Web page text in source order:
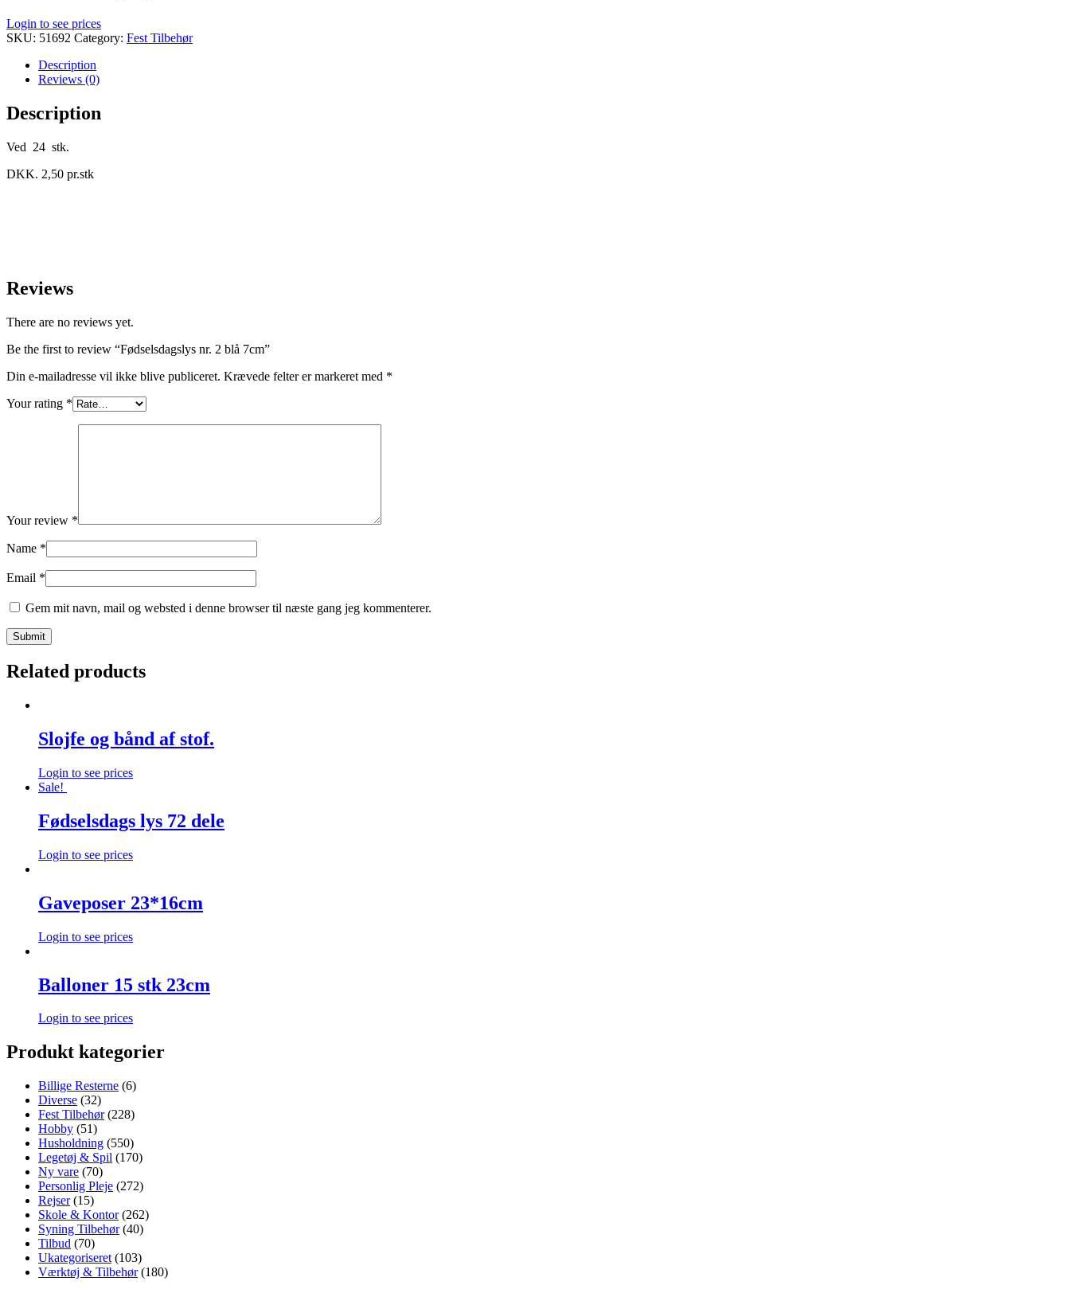
Login to see prices
SKU: 51692 Category: Fest Tilbehør
Description
Reviews (0)
Description
Ved 24 stk.
DKK. 2,50 pr.stk
Reviews
There are no reviews yet.
Be the first to review “Fødselsdagslys nr. 2 blå 7cm”
Din e-mailadresse vil ikke blive publiceret. Krævede felter er markeret med *
Your rating *
Your review *
Name *
Email *
Gem mit navn, mail og websted i denne browser til næste gang jeg kommenterer.
Related products
Slojfe og bånd af stof.
Login to see prices
Sale!
Fødselsdags lys 72 dele
Login to see prices
Gaveposer 23*16cm
Login to see prices
Balloner 15 stk 23cm
Login to see prices
Produkt kategorier
Billige Resterne (6)
Diverse (32)
Fest Tilbehør (228)
Hobby (51)
Husholdning (550)
Legetøj & Spil (170)
Ny vare (70)
Personlig Pleje (272)
Rejser (15)
Skole & Kontor (262)
Syning Tilbehør (40)
Tilbud (70)
Ukategoriseret (103)
Værktøj & Tilbehør (180)